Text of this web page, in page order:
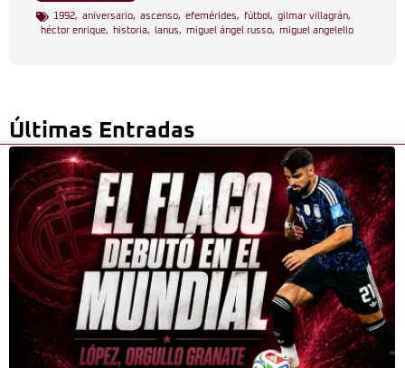
1992, aniversario, ascenso, efemérides, fútbol , gilmar villagrán,
héctor enrique, historia, lanus, miguel ángel russo, miguel angelello
Últimas Entradas